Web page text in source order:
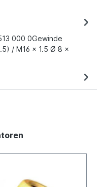
000 0Gewinde
/ M16 x 1.5 Ø 8 x